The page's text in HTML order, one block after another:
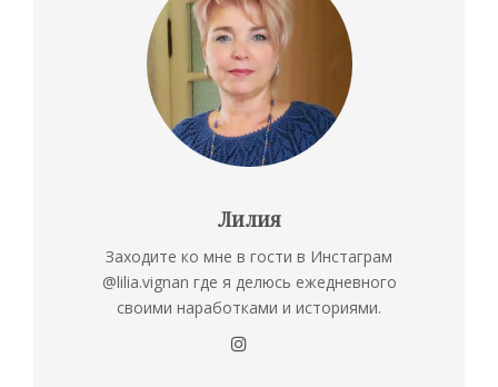
Лилия
Заходите ко мне в гости в Инстаграм
@lilia.vignan где я делюсь ежедневного
своими наработками и историями.